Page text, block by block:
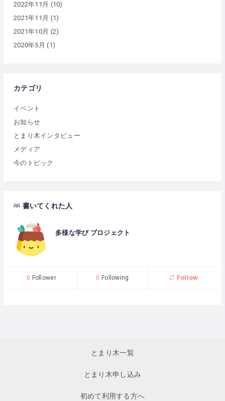
2022年11月 (10)
2021年11月 (1)
2021年10月 (2)
2020年5月 (1)
カテゴリ
イベント
お知らせ
とまり木インタビュー
メディア
今のトピック
書いてくれた人
多様な学び プロジェクト
0 Follower 0 Following Follow
とまり木一覧
とまり木申し込み
初めて利用する方へ